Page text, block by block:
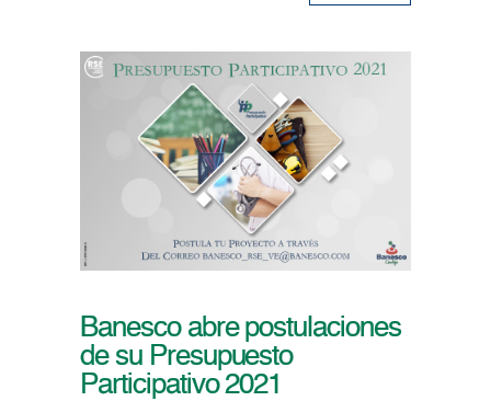
Banesco abre postulaciones
de su Presupuesto
Participativo 2021